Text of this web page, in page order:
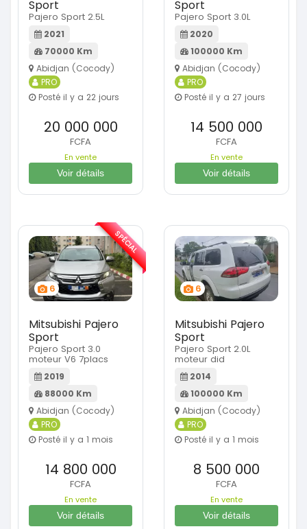
Sport
Pajero Sport 2.5L
2021
70000 Km
Abidjan (Cocody)
PRO
Posté il y a 22 jours
20 000 000
FCFA
En vente
Voir détails
Sport
Pajero Sport 3.0L
2020
100000 Km
Abidjan (Cocody)
PRO
Posté il y a 27 jours
14 500 000
FCFA
En vente
Voir détails
6
Mitsubishi Pajero
Sport
Pajero Sport 3.0
moteur V6 7placs
2019
88000 Km
Abidjan (Cocody)
PRO
Posté il y a 1 mois
14 800 000
FCFA
En vente
Voir détails
SPÉCIAL
6
Mitsubishi Pajero
Sport
Pajero Sport 2.0L
moteur did
2014
100000 Km
Abidjan (Cocody)
PRO
Posté il y a 1 mois
8 500 000
FCFA
En vente
Voir détails